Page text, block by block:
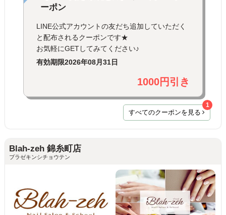
ーポン
LINE公式アカウントの友だち追加していただく
と配布されるクーポンです★
お気軽にGETしてみてください♪
有効期限2026年08月31日
1000円引き
すべてのクーポンを見る
1
Blah-zeh 錦糸町店
ブラゼキンシチョウテン